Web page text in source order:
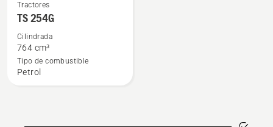
más
sobre
TS 254G
Tractores
TS 254G
Cilindrada
764 cm³
Tipo de combustible
Petrol